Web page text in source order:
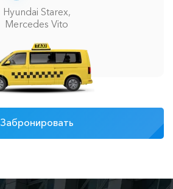
Hyundai Starex,
Mercedes Vito
Забронировать